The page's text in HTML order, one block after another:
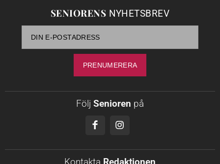
SENIORENS NYHETSBREV
Följ Senioren på